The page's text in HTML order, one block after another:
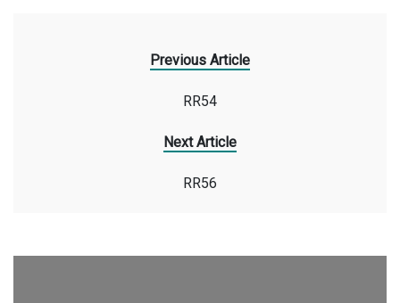
Previous Article
RR54
Next Article
RR56